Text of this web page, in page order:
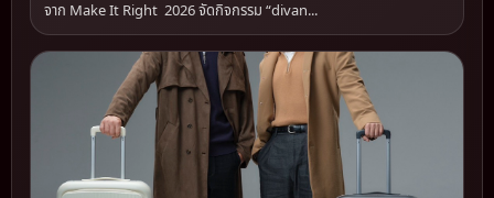
จาก Make It Right 2026 จัดกิจกรรม “divan...